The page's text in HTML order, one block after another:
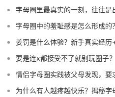
字母圈里最真实的一刻，往往是
字母圈中的羞耻感是怎么形成的
姜罚是什么体验？新手真实经历
要是连x都接受不了就别玩圈子？
情侣字母圈实践被父母发现，要
为什么有人越疼越快乐？揭秘字